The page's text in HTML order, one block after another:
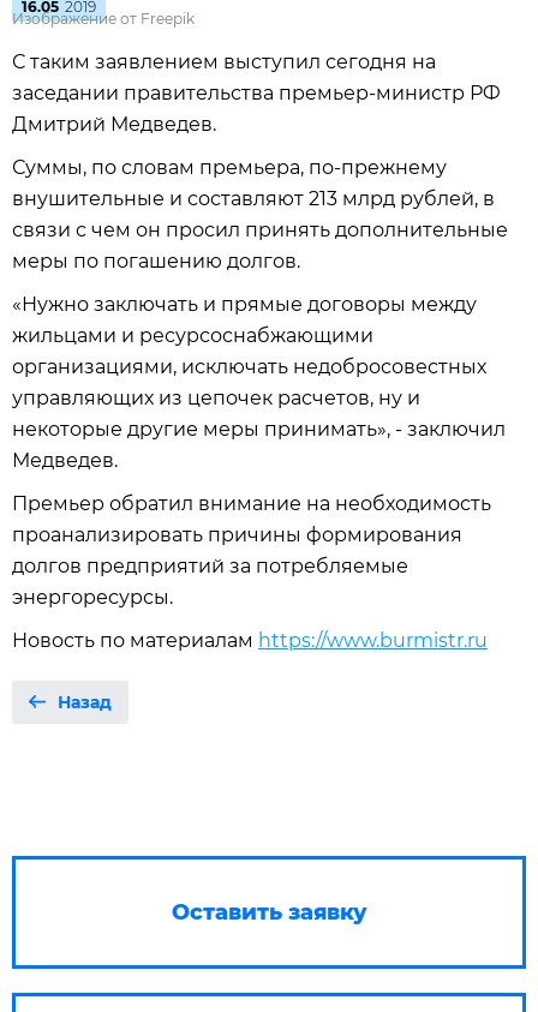
16.05 2019
Изображение от Freepik
С таким заявлением выступил сегодня на
заседании правительства премьер-министр РФ
Дмитрий Медведев.
Суммы, по словам премьера, по-прежнему
внушительные и составляют 213 млрд рублей, в
связи с чем он просил принять дополнительные
меры по погашению долгов.
«Нужно заключать и прямые договоры между
жильцами и ресурсоснабжающими
организациями, исключать недобросовестных
управляющих из цепочек расчетов, ну и
некоторые другие меры принимать», - заключил
Медведев.
Премьер обратил внимание на необходимость
проанализировать причины формирования
долгов предприятий за потребляемые
энергоресурсы.
Новость по материалам https://www.burmistr.ru
Назад
Оставить заявку